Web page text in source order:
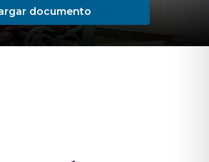
documento